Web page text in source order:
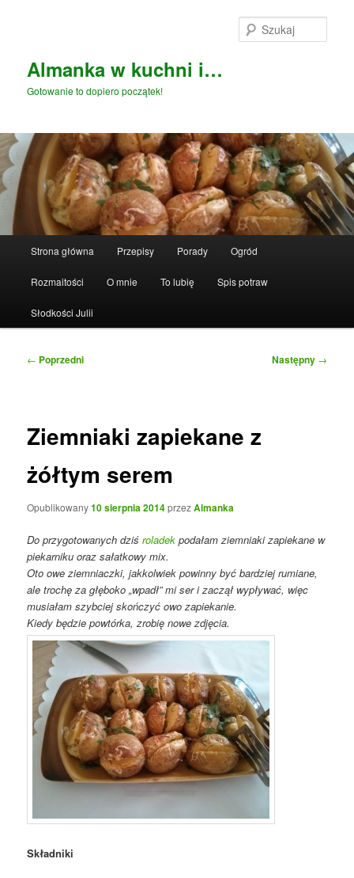
Almanka w kuchni i…
Gotowanie to dopiero początek!
Strona główna Przepisy Porady Ogród
Rozmaitości O mnie To lubię Spis potraw
Słodkości Julii
Nawigacja
← Poprzedni Następny →
Ziemniaki zapiekane z
żółtym serem
Opublikowany10 sierpnia 2014przezAlmanka
Do przygotowanych dziśroladek podałam ziemniaki zapiekane w
piekarniku oraz sałatkowy mix.
Oto owe ziemniaczki, jakkolwiek powinny być bardziej rumiane,
ale trochę za głęboko „wpadł” mi ser i zaczął wypływać, więc
musiałam szybciej skończyć owo zapiekanie.
Kiedy będzie powtórka, zrobię nowe zdjęcia.
Składniki